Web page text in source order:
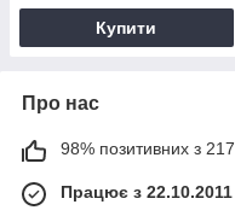
Купити
Про нас
98% позитивних з 217
Працює з 22.10.2011